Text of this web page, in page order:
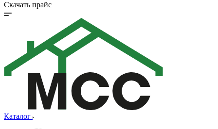
Скачать прайс
Каталог